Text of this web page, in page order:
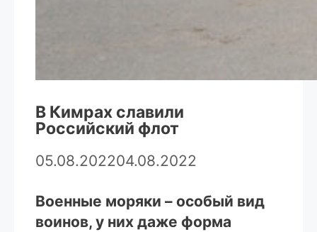
В Кимрах славили
Российский флот
05.08.202204.08.2022
Военные моряки – особый вид
воинов, у них даже форма